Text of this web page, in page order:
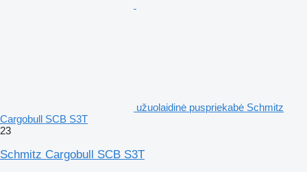
užuolaidinė puspriekabė Schmitz
Cargobull SCB S3T
23
Schmitz Cargobull SCB S3T